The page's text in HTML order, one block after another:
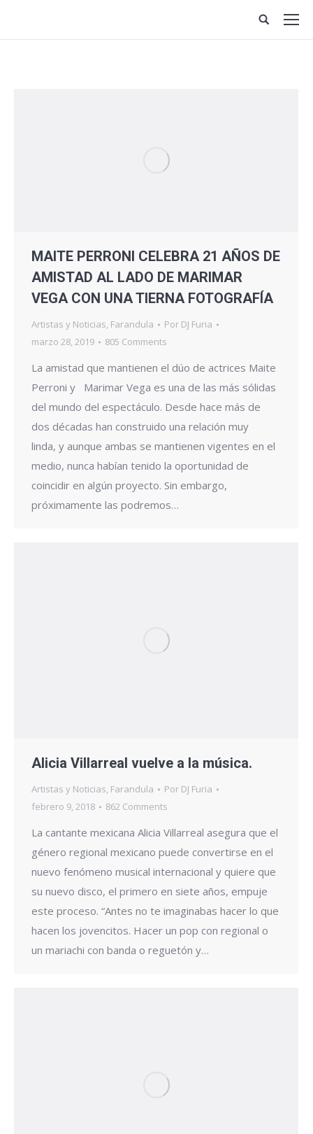
Site
search:
MAITE PERRONI CELEBRA 21 AÑOS DE
AMISTAD AL LADO DE MARIMAR
VEGA CON UNA TIERNA FOTOGRAFÍA
Artistas y Noticias, Farandula Por DJ Furia
marzo 28, 2019
805 Comments
La amistad que mantienen el dúo de actrices Maite
Perroni y Marimar Vega es una de las más sólidas
del mundo del espectáculo. Desde hace más de
dos décadas han construido una relación muy
linda, y aunque ambas se mantienen vigentes en el
medio, nunca habían tenido la oportunidad de
coincidir en algún proyecto. Sin embargo,
próximamente las podremos…
Alicia Villarreal vuelve a la música.
Artistas y Noticias, Farandula Por DJ Furia
febrero 9, 2018
862 Comments
La cantante mexicana Alicia Villarreal asegura que el
género regional mexicano puede convertirse en el
nuevo fenómeno musical internacional y quiere que
su nuevo disco, el primero en siete años, empuje
este proceso. “Antes no te imaginabas hacer lo que
hacen los jovencitos. Hacer un pop con regional o
un mariachi con banda o reguetón y…